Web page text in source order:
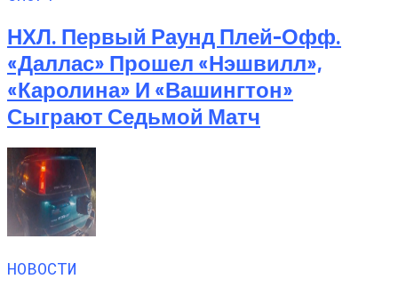
НХЛ. Первый Раунд Плей-Офф.
«Даллас» Прошел «Нэшвилл»,
«Каролина» И «Вашингтон»
Сыграют Седьмой Матч
НОВОСТИ